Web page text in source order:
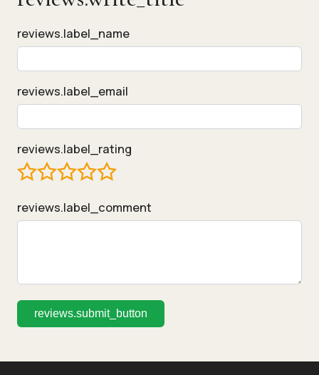
reviews.label_name
reviews.label_email
reviews.label_rating
reviews.label_comment
reviews.submit_button